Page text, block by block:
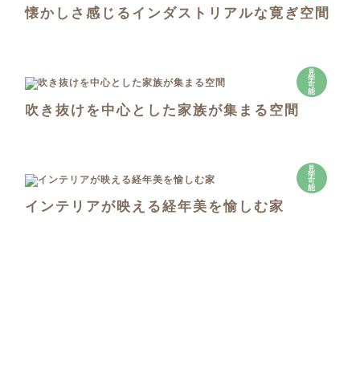
懐かしさ感じるインダストリアルな寛ぎ空間
見
学
可
能
吹き抜けを中心とした家族が集まる空間
見
学
可
能
インテリアが映える経年美を愉しむ家